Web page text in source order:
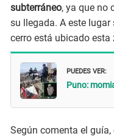
subterráneo, ya que no
su llegada. A este lugar
cerro está ubicado
PUEDES VER:
Puno:
Según comenta el